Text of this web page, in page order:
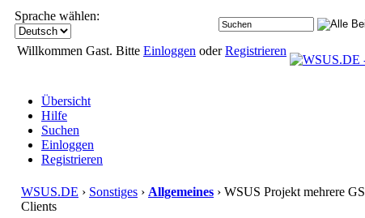
Sprache wählen:
Willkommen Gast. Bitte Einloggen oderRegistrieren
Übersicht
Hilfe
Suchen
Einloggen
Registrieren
WSUS.DE › Sonstiges › Allgemeines › WSUS Projekt mehrere
Clients